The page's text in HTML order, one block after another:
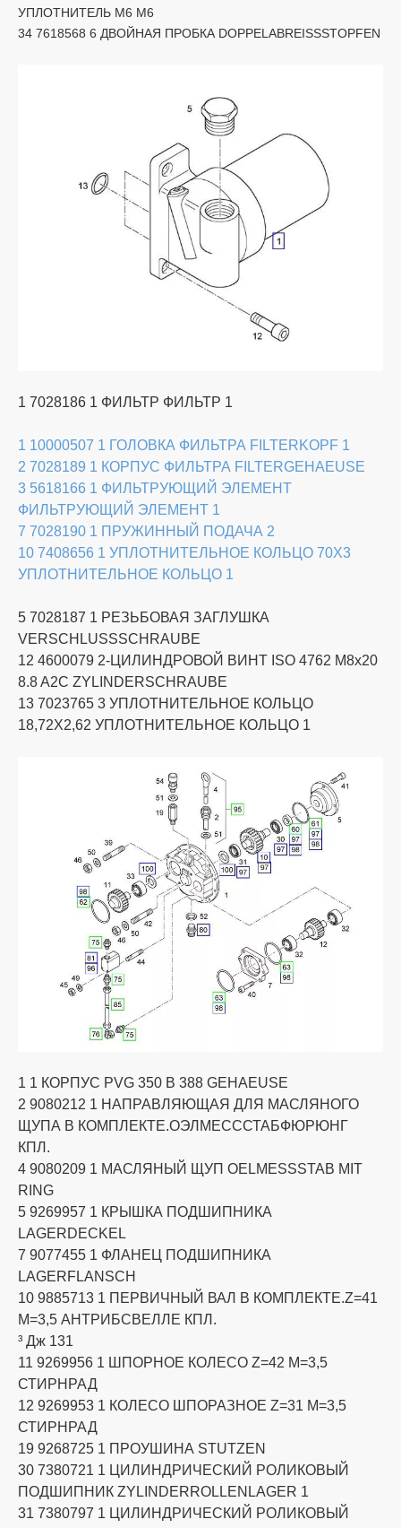
УПЛОТНИТЕЛЬ M6 M6
34 7618568 6 ДВОЙНАЯ ПРОБКА DOPPELABREISSSTOPFEN
1 7028186 1 ФИЛЬТР ФИЛЬТР 1
1 10000507 1 ГОЛОВКА ФИЛЬТРА FILTERKOPF 1
2 7028189 1 КОРПУС ФИЛЬТРА FILTERGEHAEUSE
3 5618166 1 ФИЛЬТРУЮЩИЙ ЭЛЕМЕНТ
ФИЛЬТРУЮЩИЙ ЭЛЕМЕНТ 1
7 7028190 1 ПРУЖИННЫЙ ПОДАЧА 2
10 7408656 1 УПЛОТНИТЕЛЬНОЕ КОЛЬЦО 70X3
УПЛОТНИТЕЛЬНОЕ КОЛЬЦО 1
5 7028187 1 РЕЗЬБОВАЯ ЗАГЛУШКА
VERSCHLUSSSCHRAUBE
12 4600079 2-ЦИЛИНДРОВОЙ ВИНТ ISO 4762 M8x20
8.8 A2C ZYLINDERSCHRAUBE
13 7023765 3 УПЛОТНИТЕЛЬНОЕ КОЛЬЦО
18,72X2,62 УПЛОТНИТЕЛЬНОЕ КОЛЬЦО 1
1 1 КОРПУС PVG 350 B 388 GEHAEUSE
2 9080212 1 НАПРАВЛЯЮЩАЯ ДЛЯ МАСЛЯНОГО
ЩУПА В КОМПЛЕКТЕ.ОЭЛМЕСССТАБФЮРЮНГ
КПЛ.
4 9080209 1 МАСЛЯНЫЙ ЩУП OELMESSSTAB MIT
RING
5 9269957 1 КРЫШКА ПОДШИПНИКА
LAGERDECKEL
7 9077455 1 ФЛАНЕЦ ПОДШИПНИКА
LAGERFLANSCH
10 9885713 1 ПЕРВИЧНЫЙ ВАЛ В КОМПЛЕКТЕ.Z=41
M=3,5 АНТРИБСВЕЛЛЕ КПЛ.
³ Дж 131
11 9269956 1 ШПОРНОЕ КОЛЕСО Z=42 M=3,5
СТИРНРАД
12 9269953 1 КОЛЕСО ШПОРАЗНОЕ Z=31 M=3,5
СТИРНРАД
19 9268725 1 ПРОУШИНА STUTZEN
30 7380721 1 ЦИЛИНДРИЧЕСКИЙ РОЛИКОВЫЙ
ПОДШИПНИК ZYLINDERROLLENLAGER 1
31 7380797 1 ЦИЛИНДРИЧЕСКИЙ РОЛИКОВЫЙ